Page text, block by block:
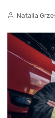
Natalia